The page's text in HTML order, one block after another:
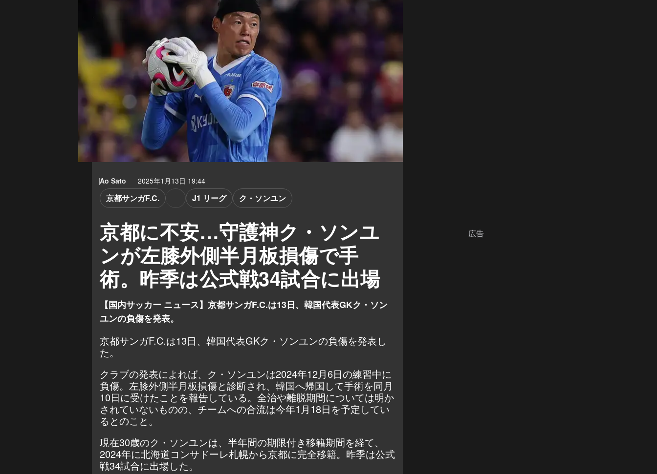
Ao Sato 2025年1月13日 19:44
京都に不安…守護神ク・ソンユ
ンが左膝外側半月板損傷で手
術。昨季は公式戦34試合に出場
京都サンガF.C. J1 リーグ ク・ソンユン
【国内サッカー ニュース】京都サンガF.C.は13日、韓国代表GKク・ソン
ユンの負傷を発表。
京都サンガF.C.は13日、韓国代表GKク・ソンユンの負傷を発表し
た。
クラブの発表によれば、ク・ソンユンは2024年12月6日の練習中に
負傷。左膝外側半月板損傷と診断され、韓国へ帰国して手術を同月
10日に受けたことを報告している。全治や離脱期間については明か
されていないものの、チームへの合流は今年1月18日を予定してい
るとのこと。
現在30歳のク・ソンユンは、半年間の期限付き移籍期間を経て、
2024年に北海道コンサドーレ札幌から京都に完全移籍。昨季は公式
戦34試合に出場した。